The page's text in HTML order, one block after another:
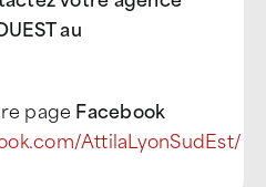
au
page Facebook
AttilaLyonSudEst/